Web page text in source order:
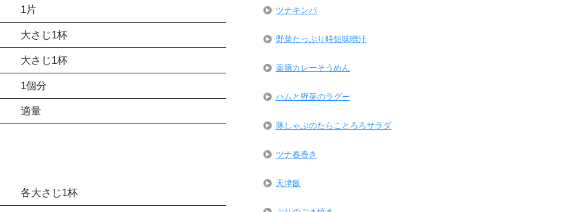
1片
大さじ1杯
大さじ1杯
1個分
適量
各大さじ1杯
ツナキンパ
野菜たっぷり時短味噌汁
薬膳カレーそうめん
ハムと野菜のラグー
豚しゃぶのたらことろろサラダ
ツナ春巻き
天津飯